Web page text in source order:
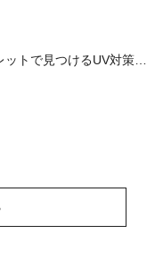
トで見つけるUV対策ウ